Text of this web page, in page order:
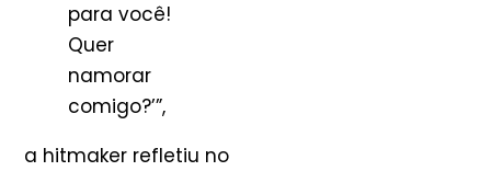
para você!
Quer
namorar
comigo?’”,
a hitmaker refletiu no